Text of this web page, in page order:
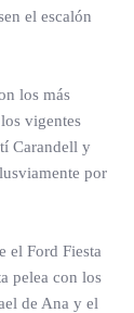
el escalón
los más
vigentes
Carandell y
por
el Ford Fiesta
pelea con los
de Ana y el